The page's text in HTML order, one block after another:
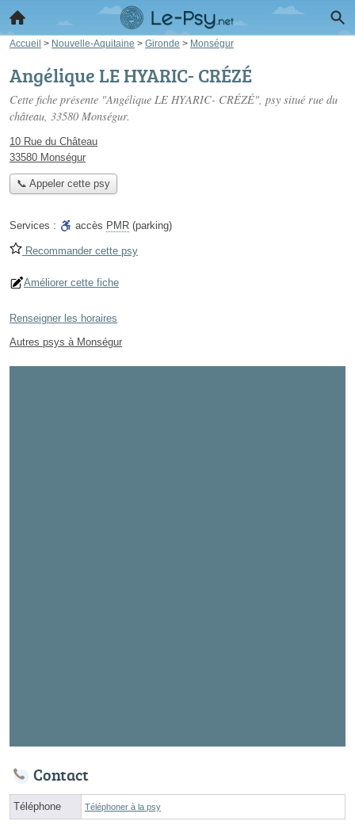
Accueil > Nouvelle-Aquitaine > Gironde > Monségur
Angélique LE HYARIC- CRÉZÉ
Cette fiche présente "Angélique LE HYARIC- CRÉZÉ", psy situé rue du
château, 33580 Monségur.
10 Rue du Château
33580 Monségur
📞 Appeler cette psy
Services : accès PMR (parking)
Recommander cette psy
Améliorer cette fiche
Renseigner les horaires
Autres psys à Monségur
Contact
Téléphone Téléphoner à la psy